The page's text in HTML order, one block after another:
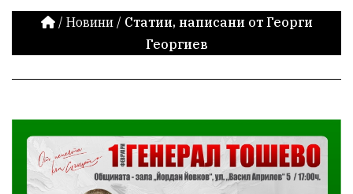
/ Новини / Статии, написани от Георги
Георгиев